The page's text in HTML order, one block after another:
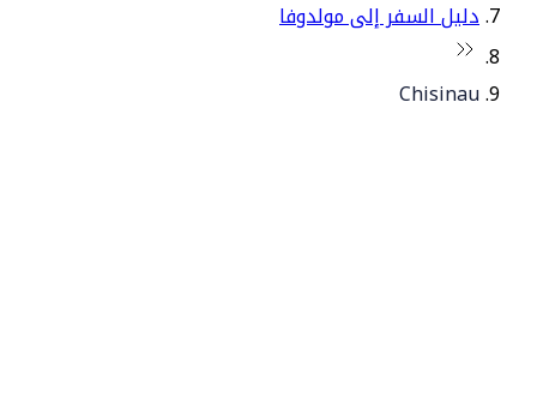
دليل السفر إلى مولدوفا
Chisinau